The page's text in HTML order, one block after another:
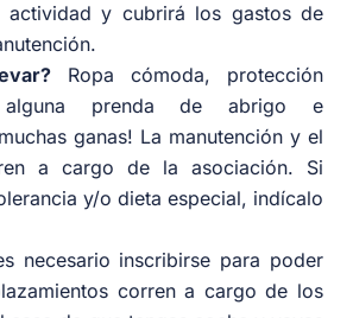
actividad y cubrirá los gastos de
Ropa cómoda, protección
prenda de abrigo e
ganas! La manutención y el
a cargo de la asociación. Si
y/o dieta especial, indícalo
necesario inscribirse para poder
corren a cargo de los